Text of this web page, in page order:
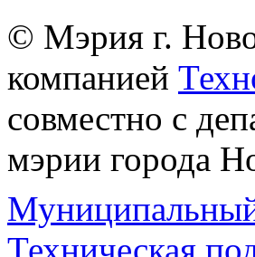
© Мэрия г.
компанией
совместно с
мэрии города